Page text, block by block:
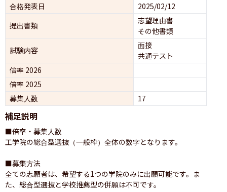
合格発表日
2025/02/12
提出書類
志望理由書
その他書類
試験内容
面接
共通テスト
倍率 2026
倍率 2025
募集人数
17
補足説明
■倍率・募集人数
工学院の総合型選抜（一般枠）全体の数字となります。
■募集方法
全ての志願者は、希望する1つの学院のみに出願可能です。ま
た、総合型選抜と学校推薦型の併願は不可です。